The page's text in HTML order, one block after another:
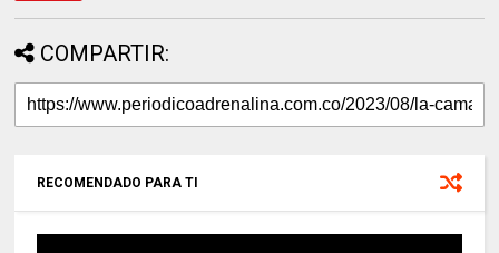
COMPARTIR:
RECOMENDADO PARA TI